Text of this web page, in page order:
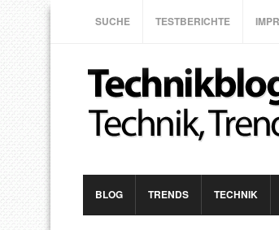
SUCHE TESTBERICHTE
BLOG TRENDS TECHNIK